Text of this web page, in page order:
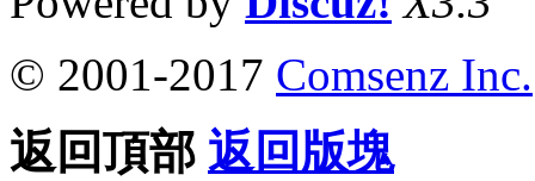
© 2001-2017 Comsenz Inc.
返回頂部 返回版塊